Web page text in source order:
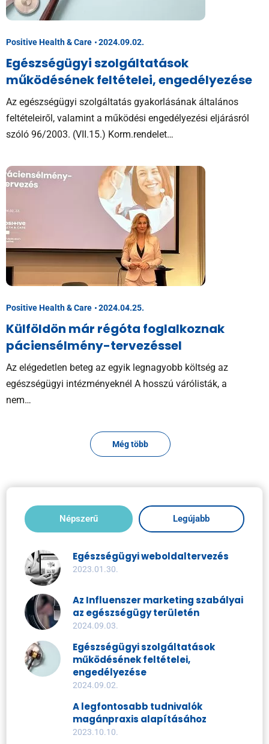
Positive Health & Care 2024.09.02.
Egészségügyi szolgáltatások
működésének feltételei, engedélyezése
Az egészségügyi szolgáltatás gyakorlásának általános
feltételeiről, valamint a működési engedélyezési eljárásról
szóló 96/2003. (VII.15.) Korm.rendelet…
Positive Health & Care 2024.04.25.
Külföldön már régóta foglalkoznak
páciensélmény-tervezéssel
Az elégedetlen beteg az egyik legnagyobb költség az
egészségügyi intézményeknél A hosszú várólisták, a
nem…
Még több
Népszerű Legújabb
Egészségügyi weboldaltervezés
2023.01.30.
Az Influenszer marketing szabályai
az egészségügy területén
2024.09.03.
Egészségügyi szolgáltatások
működésének feltételei,
engedélyezése
2024.09.02.
A legfontosabb tudnivalók
magánpraxis alapításához
2023.10.10.